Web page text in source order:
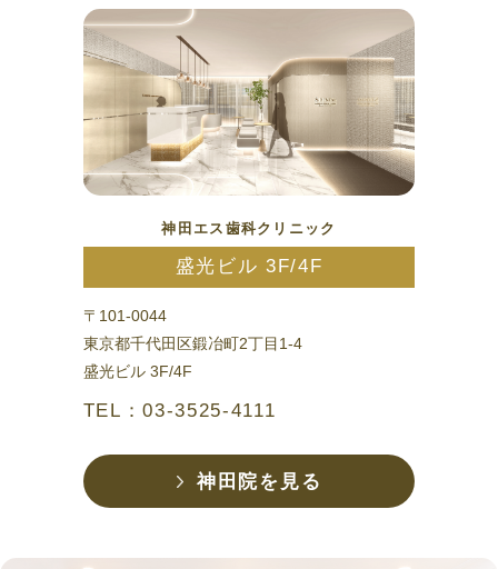
神田エス歯科クリニック
盛光ビル 3F/4F
〒101-0044
東京都千代田区鍛冶町2丁目1-4
盛光ビル 3F/4F
TEL：03-3525-4111
神田院を見る